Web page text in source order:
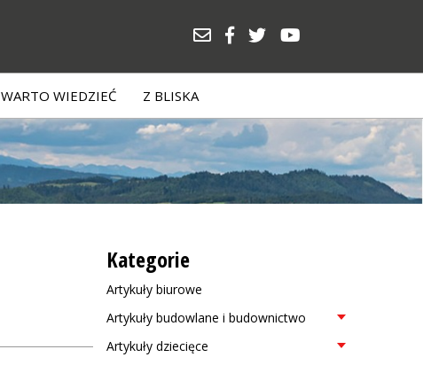
WARTO WIEDZIEĆ Z BLISKA
Kategorie
Artykuły biurowe
Artykuły budowlane i budownictwo
Artykuły dziecięce